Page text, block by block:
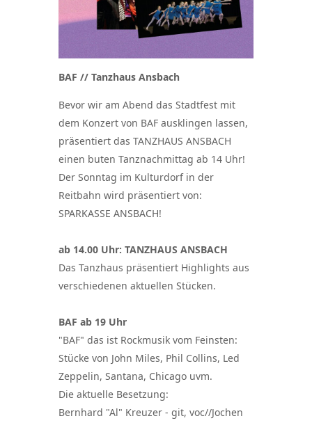
BAF // Tanzhaus Ansbach
Bevor wir am Abend das Stadtfest mit
dem Konzert von BAF ausklingen lassen,
präsentiert das TANZHAUS ANSBACH
einen buten Tanznachmittag ab 14 Uhr!
Der Sonntag im Kulturdorf in der
Reitbahn wird präsentiert von:
SPARKASSE ANSBACH!
ab 14.00 Uhr: TANZHAUS ANSBACH
Das Tanzhaus präsentiert Highlights aus
verschiedenen aktuellen Stücken.
BAF ab 19 Uhr
"BAF" das ist Rockmusik vom Feinsten:
Stücke von John Miles, Phil Collins, Led
Zeppelin, Santana, Chicago uvm.
Die aktuelle Besetzung:
Bernhard "Al" Kreuzer - git, voc//Jochen